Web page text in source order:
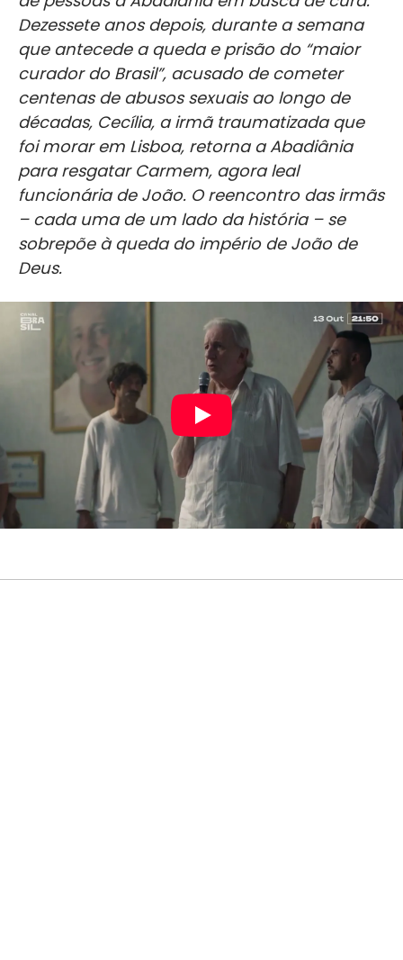
Dezessete anos depois, durante a semana
que antecede a queda e prisão do “maior
curador do Brasil”, acusado de cometer
centenas de abusos sexuais ao longo de
décadas, Cecília, a irmã traumatizada que
foi morar em Lisboa, retorna a Abadiânia
para resgatar Carmem, agora leal
funcionária de João. O reencontro das irmãs
– cada uma de um lado da história – se
sobrepõe à queda do império de João de
Deus.